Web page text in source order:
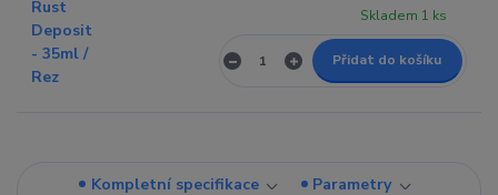
Skladem 1 ks
Přidat do košíku
Kompletní specifikace Parametry